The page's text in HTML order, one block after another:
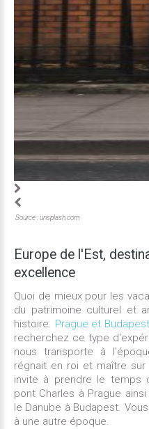
Source : unsplash.com
Europe de l'Est,
excellence
Quoi de mieux pour les
du patrimoine culturel et
histoire. Prague et Budapest
recherchez ce type
nous transporte à
régnait en roi et maître
invite à prendre le temps
pont Charles à Prague
le Danube à Budapest.
à une autre époque.